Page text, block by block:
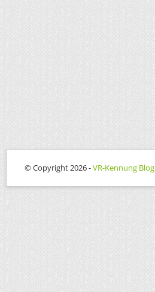
© Copyright 2026 -VR-Kennung Blog